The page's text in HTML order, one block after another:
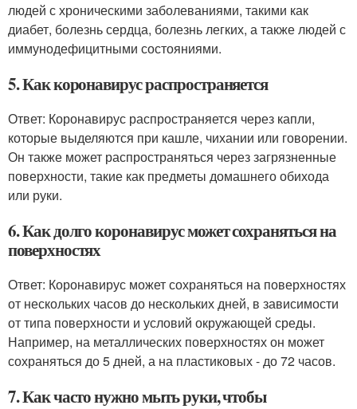
людей с хроническими заболеваниями, такими как
диабет, болезнь сердца, болезнь легких, а также людей с
иммунодефицитными состояниями.
5. Как коронавирус распространяется
Ответ: Коронавирус распространяется через капли,
которые выделяются при кашле, чихании или говорении.
Он также может распространяться через загрязненные
поверхности, такие как предметы домашнего обихода
или руки.
6. Как долго коронавирус может сохраняться на
поверхностях
Ответ: Коронавирус может сохраняться на поверхностях
от нескольких часов до нескольких дней, в зависимости
от типа поверхности и условий окружающей среды.
Например, на металлических поверхностях он может
сохраняться до 5 дней, а на пластиковых - до 72 часов.
7. Как часто нужно мыть руки, чтобы